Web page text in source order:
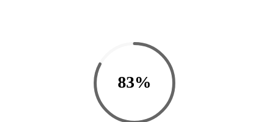
83%